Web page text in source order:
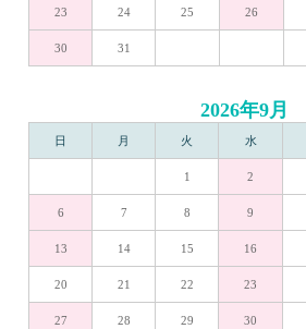
23 24 25 26
30 31
2026年9月
日 月 火 水
1 2
6 7 8 9
13 14 15 16
20 21 22 23
27 28 29 30